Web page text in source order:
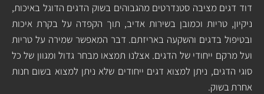
דוד דגים מציבה סטנדרטים מהגבוהים בשוק הדגים הדוגל באיכות,
ניקיון, טריות וכמובן בשירות אדיב, תוך הקפדה על בקרת איכות
ובטיפול בדגים והשקעה באריזתם. דבר המאפשר שמירה על טריות
ועל מרקם ייחודי של הדגים. אצלנו תמצאו מבחר גדול ומגוון של כל
סוגי הדגים, ניתן למצוא דגים ייחודים שלא ניתן למצוא בשום חנות
אחרת בשוק.